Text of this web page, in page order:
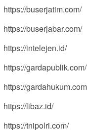
https://buserjatim.com/
https://buserjabar.com/
https://intelejen.id/
https://gardapublik.com/
https://
https://libaz.id/
https://tnipolri.com/